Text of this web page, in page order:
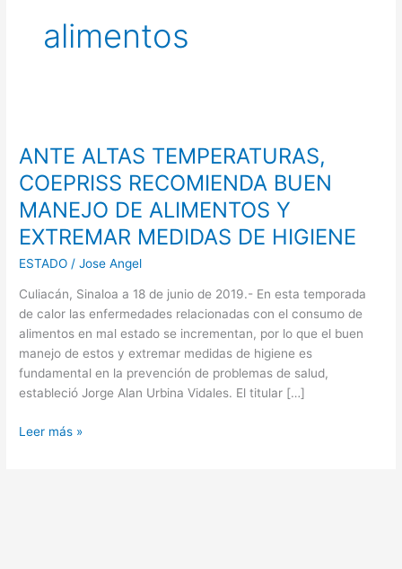
alimentos
ANTE ALTAS TEMPERATURAS,
COEPRISS RECOMIENDA BUEN
MANEJO DE ALIMENTOS Y
EXTREMAR MEDIDAS DE HIGIENE
ESTADO /Jose Angel
Culiacán, Sinaloa a 18 de junio de 2019.- En esta temporada
de calor las enfermedades relacionadas con el consumo de
alimentos en mal estado se incrementan, por lo que el buen
manejo de estos y extremar medidas de higiene es
fundamental en la prevención de problemas de salud,
estableció Jorge Alan Urbina Vidales. El titular […]
TEMPERATURAS,
COEPRISS
RECOMIENDA
BUEN
MANEJO
ALIMENTOS
Y
EXTREMAR
MEDIDAS
DE
HIGIENE
Leer más »